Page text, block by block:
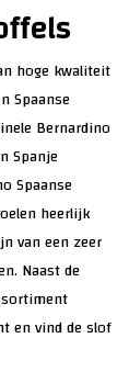
hoge kwaliteit
Spaanse
Bernardino
Spanje
Spaanse
heerlijk
van een zeer
Naast de
en vind de slof